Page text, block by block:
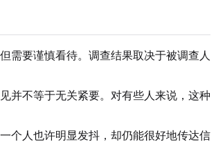
需要谨慎看待。调查结果取决于被调查人
并不等于无关紧要。对有些人来说，这种
个人也许明显发抖，却仍能很好地传达信